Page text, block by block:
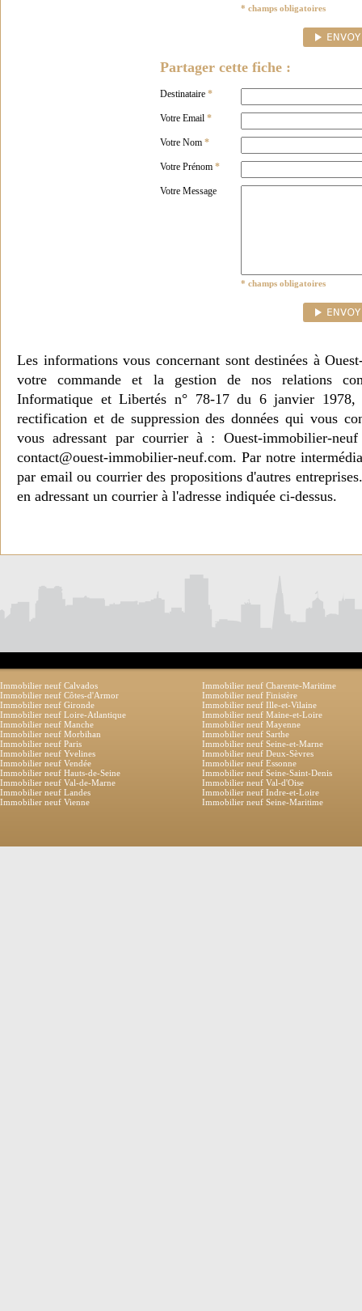
* champs obligatoires
Partager cette fiche :
Destinataire *
Votre Email *
Votre Nom *
Votre Prénom *
Votre Message
* champs obligatoires
Les informations vous concernant sont destinées à
votre commande et la gestion de nos relations
Informatique et Libertés n° 78-17 du 6 janvier 1978,
rectification et de suppression des données qui vous
vous adressant par courrier à : Ouest-immobilier-
contact@ouest-immobilier-neuf.com. Par notre
par email ou courrier des propositions d'autres
en adressant un courrier à l'adresse indiquée ci-dessus.
Immobilier neuf Calvados
Immobilier neuf Charente-Maritime
Immobilier neuf Côtes-d'Armor
Immobilier neuf Finistère
Immobilier neuf Gironde
Immobilier neuf Ille-et-Vilaine
Immobilier neuf Loire-Atlantique
Immobilier neuf Maine-et-Loire
Immobilier neuf Manche
Immobilier neuf Mayenne
Immobilier neuf Morbihan
Immobilier neuf Sarthe
Immobilier neuf Paris
Immobilier neuf Seine-et-Marne
Immobilier neuf Yvelines
Immobilier neuf Deux-Sèvres
Immobilier neuf Vendée
Immobilier neuf Essonne
Immobilier neuf Hauts-de-Seine
Immobilier neuf Seine-Saint-Denis
Immobilier neuf Val-de-Marne
Immobilier neuf Val-d'Oise
Immobilier neuf Landes
Immobilier neuf Indre-et-Loire
Immobilier neuf Vienne
Immobilier neuf Seine-Maritime